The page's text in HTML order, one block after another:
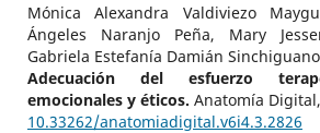
Mónica Alexandra Valdiviezo
Ángeles Naranjo Peña, Mary
Gabriela Estefanía Damián
Adecuación del esfuerzo
emocionales y éticos. Anatomía Digital,
10.33262/anatomiadigital.v6i4.3.2826